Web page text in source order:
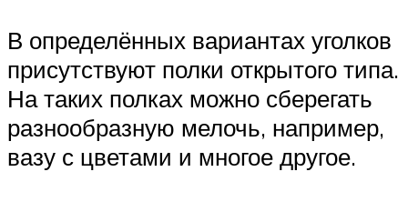
В определённых вариантах уголков
присутствуют полки открытого типа.
На таких полках можно сберегать
разнообразную мелочь, например,
вазу с цветами и многое другое.